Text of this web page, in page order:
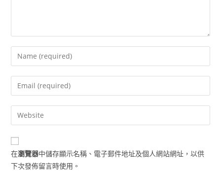
Enter
your
name
comment
Enter
your
email
address
comment
Enter
your
website
URL
(optional)
在瀏覽器中儲存顯示名稱、電子郵件地址及個人網站網址，以供
下次發佈留言時使用。